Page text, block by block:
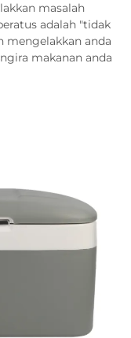
masalah
adalah "tidak
mengelakkan anda
makanan anda